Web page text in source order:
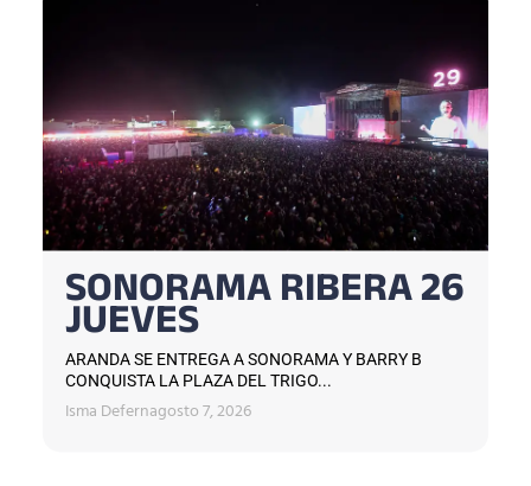
SONORAMA RIBERA 26
JUEVES
ARANDA SE ENTREGA A SONORAMA Y BARRY B
CONQUISTA LA PLAZA DEL TRIGO...
Isma Defernagosto 7, 2026